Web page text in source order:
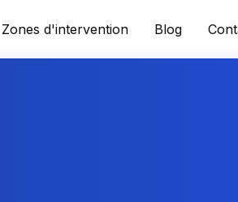
Zones d'intervention Blog